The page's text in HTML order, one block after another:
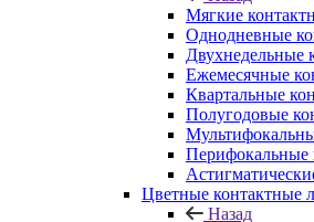
Мягкие
Однодневные
Двухнедельные
Ежемесячные
Квартальные
Полугодовые
Перифокальные
Цветные контактные
Назад